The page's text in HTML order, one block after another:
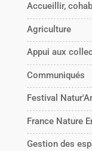
Accueillir,
Agriculture
Appui aux
Communiqués
Festival
France Nature
Gestion des